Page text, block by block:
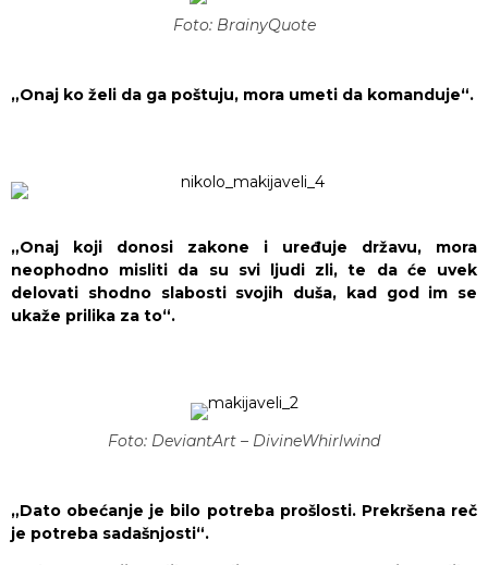
Foto: BrainyQuote
„Onaj ko želi da ga poštuju, mora umeti da komanduje“.
„Onaj koji donosi zakone i uređuje državu, mora
neophodno misliti da su svi ljudi zli, te da će uvek
delovati shodno slabosti svojih duša, kad god im se
ukaže prilika za to“.
Foto: DeviantArt – DivineWhirlwind
„Dato obećanje je bilo potreba prošlosti. Prekršena reč
je potreba sadašnjosti“.